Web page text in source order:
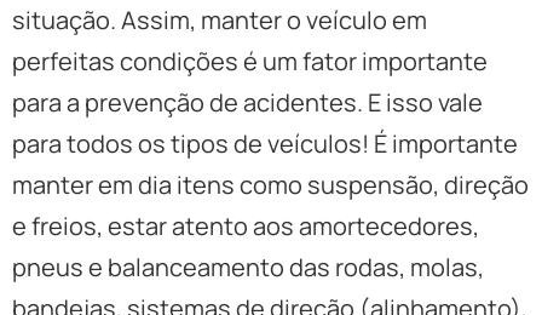
situação. Assim, manter o veículo em
perfeitas condições é um fator importante
para a prevenção de acidentes. E isso vale
para todos os tipos de veículos! É importante
manter em dia itens como suspensão, direção
e freios, estar atento aos amortecedores,
pneus e balanceamento das rodas, molas,
bandejas, sistemas de direção (alinhamento),